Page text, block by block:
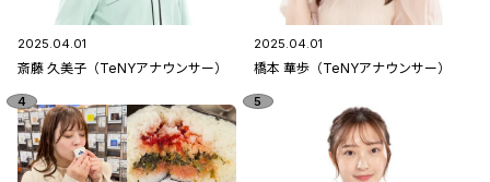
2025.04.01
斎藤 久美子（TeNYアナウンサー）
2025.04.01
橋本 華歩（TeNYアナウンサー）